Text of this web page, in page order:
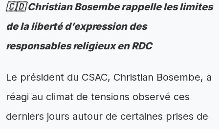
🇨🇩 Christian Bosembe rappelle les limites
de la liberté d’expression des
responsables religieux en RDC
Le président du CSAC, Christian Bosembe, a
réagi au climat de tensions observé ces
derniers jours autour de certaines prises de